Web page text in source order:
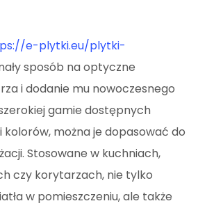
e-plytki.eu/plytki-
sposób na optyczne
i dodanie mu nowoczesnego
gamie dostępnych
kolorów, można je dopasować do
Stosowane w kuchniach,
czy korytarzach, nie tylko
w pomieszczeniu, ale także